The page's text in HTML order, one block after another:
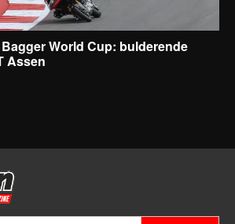
World Cup: bulderende
Assen